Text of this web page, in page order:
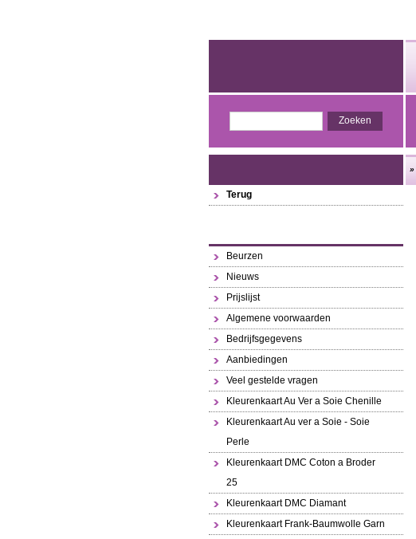
Terug
Beurzen
Nieuws
Prijslijst
Algemene voorwaarden
Bedrijfsgegevens
Aanbiedingen
Veel gestelde vragen
Kleurenkaart Au Ver a Soie Chenille
Kleurenkaart Au ver a Soie - Soie
Perle
Kleurenkaart DMC Coton a Broder
25
Kleurenkaart DMC Diamant
Kleurenkaart Frank-Baumwolle Garn
»